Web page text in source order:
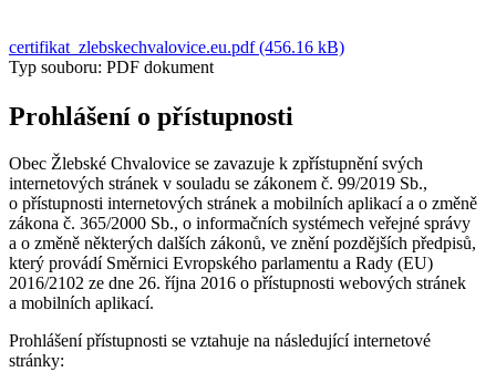
certifikat_zlebskechvalovice.eu.pdf (456.16 kB)
Typ souboru: PDF dokument
Prohlášení o přístupnosti
Obec Žlebské Chvalovice se zavazuje k zpřístupnění svých
internetových stránek v souladu se zákonem č. 99/2019 Sb.,
o přístupnosti internetových stránek a mobilních aplikací a o změně
zákona č. 365/2000 Sb., o informačních systémech veřejné správy
a o změně některých dalších zákonů, ve znění pozdějších předpisů,
který provádí Směrnici Evropského parlamentu a Rady (EU)
2016/2102 ze dne 26. října 2016 o přístupnosti webových stránek
a mobilních aplikací.
Prohlášení přístupnosti se vztahuje na následující internetové
stránky: